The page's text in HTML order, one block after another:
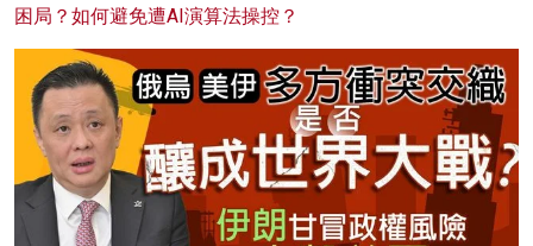
困局？如何避免遭AI演算法操控？